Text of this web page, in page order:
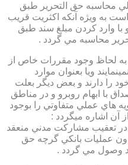
محاسبه حق التحرير طبق
به ويژه آنكه اكثريت قريب
و با وارد كردن مبلغ سند طبق
محاسبه مي گردد .
به لحاظ وجود مقررات خاص از
ويا بعنوان موارد
را دارند و بعض ديگر بعلت
با ابهام روبرو و در مناطق
هاي عملي متفاوتي را بوجود
آن اشاره ميگردد :
در تعقيب مشاركت مدني منعقد
بر اساس تبصره ماده ۱۵ قاون عمليات بانكي گرچه حق
وصول مي گردد .